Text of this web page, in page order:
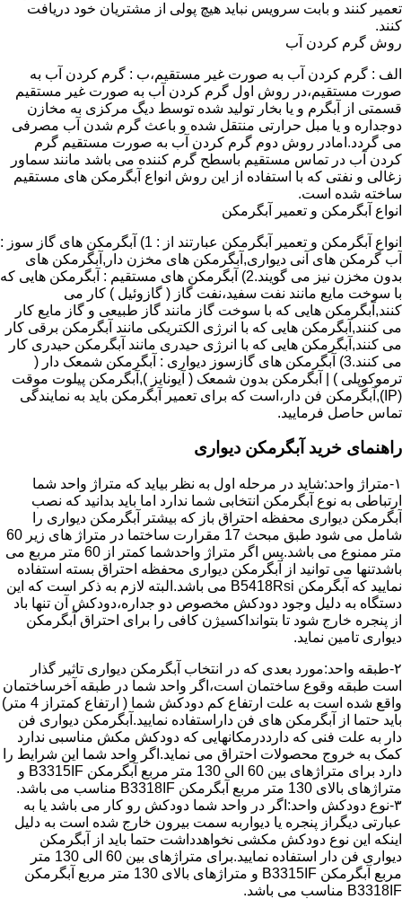
تعمیر کنند و بابت سرویس نباید هیچ پولی از مشتریان خود دریافت
کنند.
روش گرم کردن آب
الف : گرم کردن آب به صورت غیر مستقیم،ب : گرم کردن آب به
صورت مستقیم،در روش اول گرم کردن آب به صورت غیر مستقیم
قسمتی از آبگرم و یا بخار تولید شده توسط دیگ مرکزی به مخازن
دوجداره و یا مبل حرارتی منتقل شده و باعث گرم شدن آب مصرفی
می گردد.امادر روش دوم گرم کردن آب به صورت مستقیم گرم
کردن آب در تماس مستقیم باسطح گرم کننده می باشد مانند سماور
زغالی و نفتی که با استفاده از این روش انواع آبگرمکن های مستقیم
ساخته شده است.
انواع آبگرمکن و تعمیر آبگرمکن
انواع آبگرمکن و تعمیر آبگرمکن عبارتند از : 1) آبگرمکن های گاز سوز :
آب گرمکن های آنی دیواری,آبگرمکن های مخزن دار,آبگرمکن های
بدون مخزن نیز می گویند.2) آبگرمکن های مستقیم : آبگرمکن هایی که
با سوخت مایع مانند نفت سفید،نفت گاز ( گازوئیل ) کار می
کنند,آبگرمکن هایی که با سوخت گاز مانند گاز طبیعی و گاز مایع کار
می کنند,آبگرمکن هایی که با انرژی الکتریکی مانند آبگرمکن برقی کار
می کنند,آبگرمکن هایی که با انرژی حیدری مانند آبگرمکن حیدری کار
می کنند.3) آبگرمکن های گازسوز دیواری : آبگرمکن شمعک دار (
ترموکوپلی ) | آبگرمکن بدون شمعک ( آیونایز ),آبگرمکن پیلوت موقت
(IP),آبگرمکن فن دار،است که برای تعمیر آبگرمکن باید به نمایندگی
تماس حاصل فرمایید.
راهنمای خرید آبگرمکن دیواری
۱-متراژ واحد:شاید در مرحله اول به نظر بیاید که متراژ واحد شما
ارتباطی به نوع آبگرمکن انتخابی شما ندارد اما باید بدانید که نصب
آبگرمکن دیواری محفظه احتراق باز که بیشتر آبگرمکن دیواری را
شامل می شود طبق مبحث 17 مقرارت ساختما در متراژ های زیر 60
متر ممنوع می باشد.پس اگر متراژ واحدشما کمتر از 60 متر مربع می
باشدتنها می توانید از آبگرمکن دیواری محفظه احتراق بسته استفاده
نمایید که آبگرمکن B5418Rsi می باشد.البته لازم به ذکر است که این
دستگاه به دلیل وجود دودکش مخصوص دو جداره،دودکش آن تنها باد
از پنجره خارج شود تا بتوانداکسیژن کافی را برای احتراق آبگرمکن
دیواری تامین نماید.
۲-طبقه واحد:مورد بعدی که در انتخاب آبگرمکن دیواری تاثیر گذار
است طبقه وقوع ساختمان است،اگر واحد شما در طبقه آخرساختمان
واقع شده است به علت ارتفاع کم دودکش شما ( ارتفاع کمتراز 4 متر)
باید حتما از آبگرمکن های فن داراستفاده نمایید.آبگرمکن دیواری فن
دار به علت فنی که دارددرمکانهایی که دودکش مکش مناسبی ندارد
کمک به خروج محصولات احتراق می نماید.اگر واحد شما این شرایط را
دارد برای متراژهای بین 60 الی 130 متر مربع آبگرمکن B3315IF و
متراژهای بالای 130 متر مربع آبگرمکن B3318IF مناسب می باشد.
۳-نوع دودکش واحد:اگر در واحد شما دودکش رو کار می باشد یا به
عبارتی دیگراز پنجره یا دیواربه سمت بیرون خارج شده است به دلیل
اینکه این نوع دودکش مکشی نخواهدداشت حتما باید از آبگرمکن
دیواری فن دار استفاده نمایید.برای متراژهای بین 60 الی 130 متر
مربع آبگرمکن B3315IF و متراژهای بالای 130 متر مربع آبگرمکن
B3318IF مناسب می باشد.